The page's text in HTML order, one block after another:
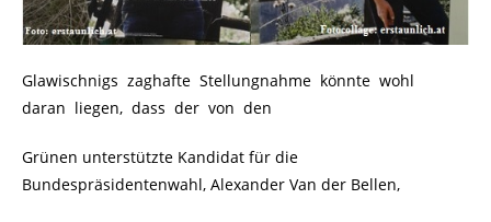
Glawischnigs zaghafte Stellungnahme könnte wohl
daran liegen, dass der von den
Grünen unterstützte Kandidat für die
Bundespräsidentenwahl, Alexander Van der Bellen,